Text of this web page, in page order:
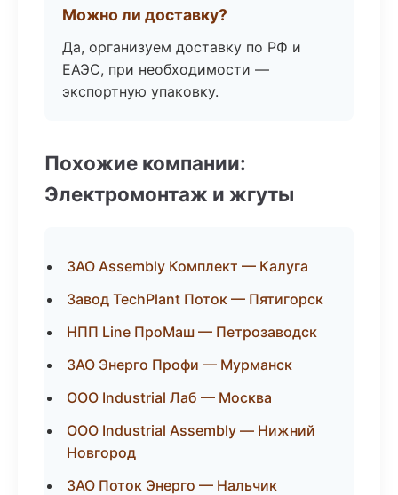
Можно ли доставку?
Да, организуем доставку по РФ и
ЕАЭС, при необходимости —
экспортную упаковку.
Похожие компании:
Электромонтаж и жгуты
ЗАО Assembly Комплект — Калуга
Завод TechPlant Поток — Пятигорск
НПП Line ПроМаш — Петрозаводск
ЗАО Энерго Профи — Мурманск
ООО Industrial Лаб — Москва
ООО Industrial Assembly — Нижний
Новгород
ЗАО Поток Энерго — Нальчик